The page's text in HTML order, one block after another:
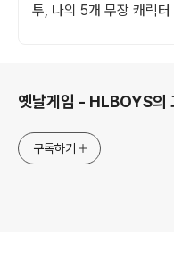
투, 나의 5개 무장 캐릭터
옛날게임 - HLBOYS의
구독하기